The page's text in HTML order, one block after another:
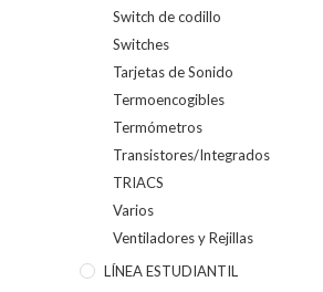
Switch de codillo
Switches
Tarjetas de Sonido
Termoencogibles
Termómetros
Transistores/Integrados
TRIACS
Varios
Ventiladores y Rejillas
LÍNEA ESTUDIANTIL